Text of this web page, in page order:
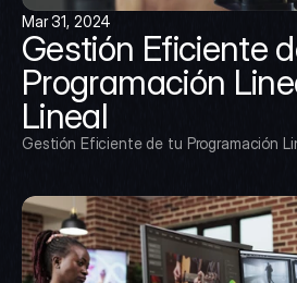
Mar 31, 2024
Gestión Eficiente
Programación
Lineal
Gestión Eficiente de tu Programación